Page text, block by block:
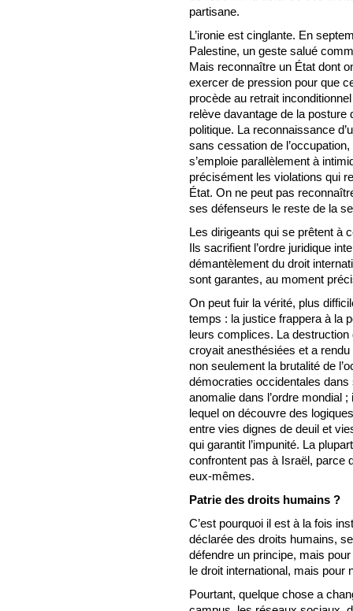
partisane.
L’ironie est cinglante. En
Palestine, un geste salué
Mais reconnaître un État dont
exercer de pression pour que
procède au retrait
relève davantage de la posture
politique. La reconnaissance
sans cessation de l’occupation,
s’emploie parallèlement à
précisément les violations qui
État. On ne peut pas
ses défenseurs le reste de la
Les dirigeants qui se prêtent à
Ils sacrifient l’ordre juridique
démantèlement du droit
sont garantes, au moment
On peut fuir la vérité, plus
temps : la justice frappera à la
leurs complices. La
croyait anesthésiées et a
non seulement la brutalité de
démocraties occidentales dans
anomalie dans l’ordre mondial
lequel on découvre des
entre vies dignes de deuil et
qui garantit l’impunité. La
confrontent pas à Israël, parce
eux-mêmes.
Patrie des droits humains ?
C’est pourquoi il est à la fois
déclarée des droits humains,
défendre un principe, mais
le droit international, mais pour
Pourtant, quelque chose a